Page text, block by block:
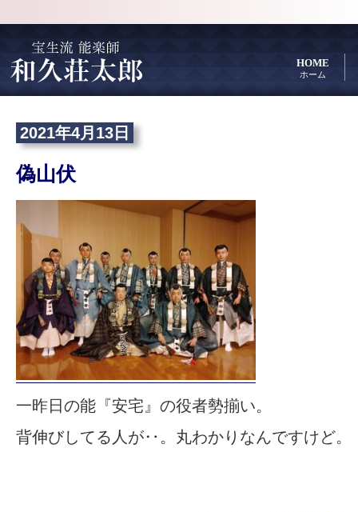
HOME
ホーム
2021年4月13日
偽山伏
一昨日の能『安宅』の役者勢揃い。
背伸びしてる人が‥。丸わかりなんですけど。